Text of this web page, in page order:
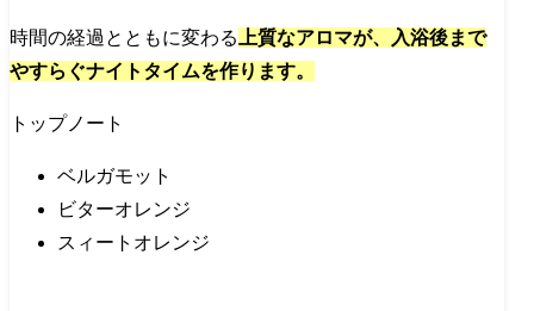
時間の経過とともに変わる
上質なアロマが、入浴後まで
やすらぐナイトタイムを作ります。
トップノート
ベルガモット
ビターオレンジ
スィートオレンジ